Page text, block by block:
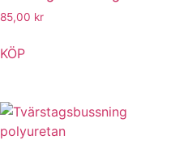
85,00 kr
KÖP